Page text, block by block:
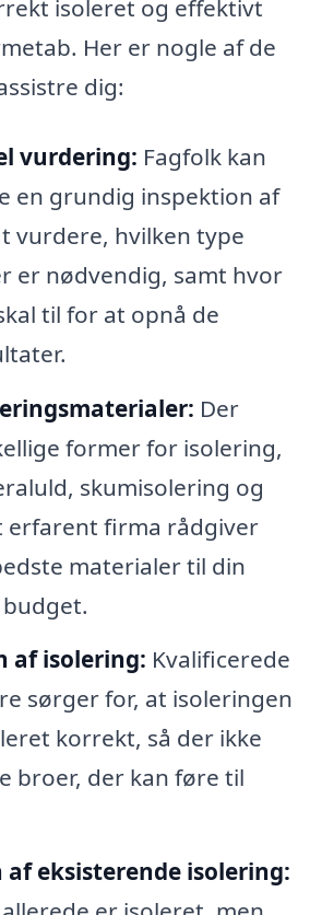
isoleret og effektivt
Her er nogle af de
dig:
vurdering: Fagfolk kan
en grundig inspektion af
vurdere, hvilken type
er nødvendig, samt hvor
til for at opnå de
Der
former for isolering,
skumisolering og
erfarent firma rådgiver
materialer til din
af isolering: Kvalificerede
sørger for, at isoleringen
korrekt, så der ikke
broer, der kan føre til
af eksisterende isolering: